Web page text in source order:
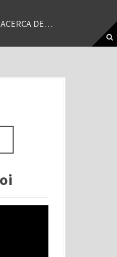
ACERCA DE…